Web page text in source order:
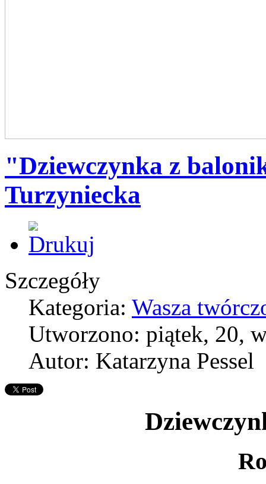
"Dziewczynka z
Turzyniecka
Szczegóły
Kategoria: Wasza
Utworzono: piątek, 20,
Autor: Katarzyna Pessel